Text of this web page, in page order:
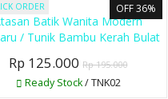
OFF 36%
ORDER
Batik Wanita Modern
/ Tunik Bambu Kerah Bulat
Rp 125.000 Rp 195.000
Ready Stock/ TNK02